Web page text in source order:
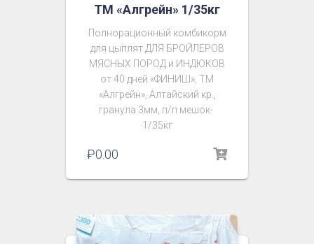
ТМ «Алгрейн» 1/35кг
Полнорационный комбикорм
для цыплят ДЛЯ БРОЙЛЕРОВ
МЯСНЫХ ПОРОД и ИНДЮКОВ
от 40 дней «ФИНИШ», ТМ
«Алгрейн», Алтайский кр.,
гранула 3мм, п/п мешок-
1/35кг
₽0.00